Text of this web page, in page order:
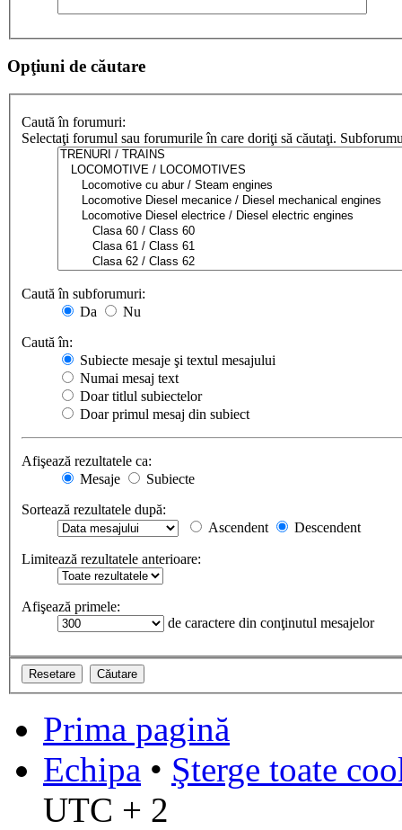
Opţiuni de căutare
Caută în forumuri:
Selectaţi forumul sau forumurile în care doriţi să căutaţi.
Caută în subforumuri:
Da
Nu
Caută în:
Subiecte mesaje şi textul mesajului
Numai mesaj text
Doar titlul subiectelor
Doar primul mesaj din subiect
Afişează rezultatele ca:
Mesaje
Subiecte
Sortează rezultatele după:
Ascendent
Descendent
Limitează rezultatele anterioare:
Afişează primele:
de caractere din conţinutul mesajelor
Prima pagină
Echipa • Şterge toate
UTC + 2